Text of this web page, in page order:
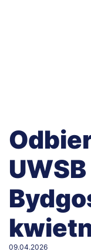
09.04.2026